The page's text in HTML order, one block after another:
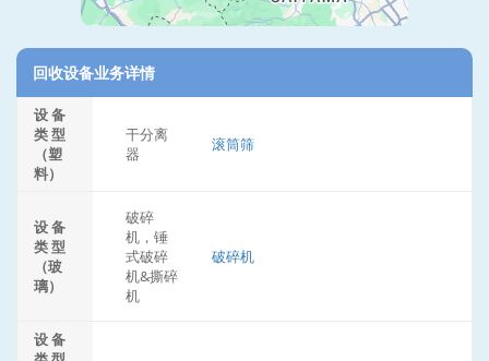
回收设备业务详情
设 备
类 型
（塑
料）
干分离
器
滚筒筛
设 备
类 型
（玻
璃）
破碎
机，锤
式破碎
机&撕碎
机
破碎机
设 备